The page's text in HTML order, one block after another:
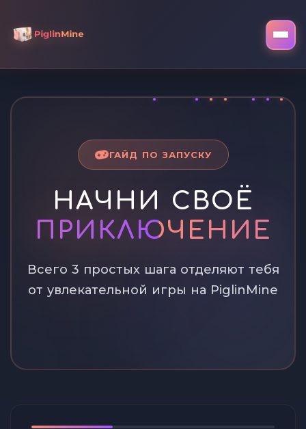
ГАЙД ПО ЗАПУСКУ
НАЧНИ СВОЁ
ПРИКЛЮЧЕНИЕ
Всего 3 простых шага отделяют тебя
от увлекательной игры на PiglinMine